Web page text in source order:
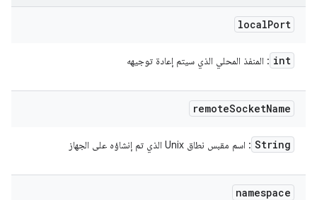
localPort
int : المنفذ المحلي الذي سيتم إعادة توجيهه
remoteSocketName
String : اسم مقبس نطاق Unix الذي تم إنشاؤه على الجهاز
namespace